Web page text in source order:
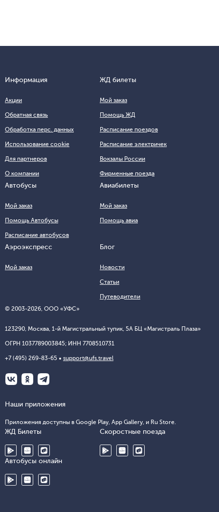
© 2003-2026, ООО «УФС»
123290, Москва, 1-й Магистральный тупик, 5А БЦ «Магистраль Плаза»
ОГРН 1037789003845; ИНН 7708510731
+7 (495) 269-83-65 support@ufs.travel
Информация
Акции
Обратная связь
Обработка перс. данных
Использование cookie
Для партнеров
О компании
ЖД билеты
Мой заказ
Помощь ЖД
Расписание поездов
Расписание электричек
Вокзалы России
Фирменные поезда
Автобусы
Мой заказ
Помощь Автобусы
Расписание автобусов
Авиабилеты
Мой заказ
Помощь авиа
Аэроэкспресс
Мой заказ
Блог
Новости
Статьи
Путеводители
Наши приложения
Приложения доступны в Google Play, App Gallery, и Ru Store.
ЖД Билеты Скоростные поезда
Автобусы онлайн